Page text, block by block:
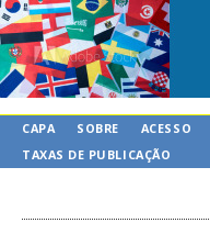
CAPA SOBRE ACESSO
TAXAS DE PUBLICAÇÃO